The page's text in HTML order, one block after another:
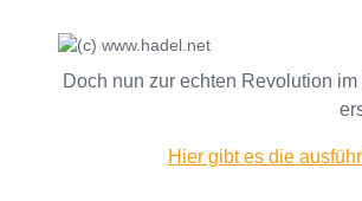
Doch nun zur echten Revolution
Hier gibt es die